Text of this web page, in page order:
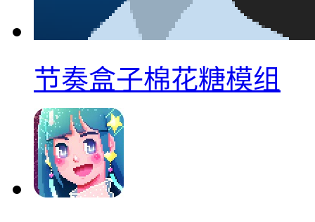
节奏盒子棉花糖模组